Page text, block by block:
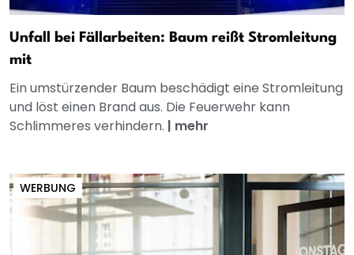
Unfall bei Fällarbeiten: Baum reißt Stromleitung
mit
Ein umstürzender Baum beschädigt eine Stromleitung
und löst einen Brand aus. Die Feuerwehr kann
Schlimmeres verhindern. | mehr
WERBUNG